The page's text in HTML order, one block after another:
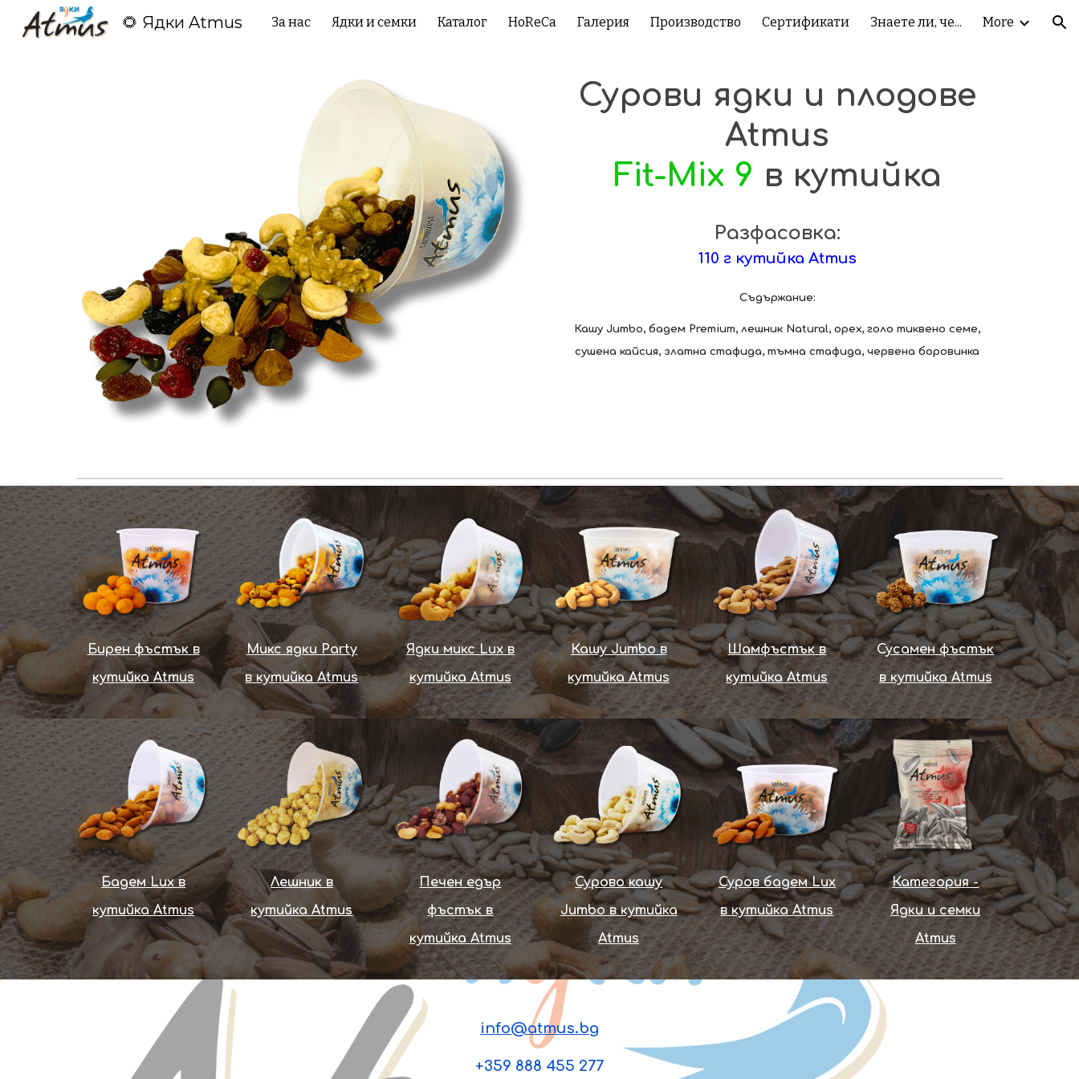
Skip to main content Skip to navigation
🌻 Ядки Atmus За нас Ядки и семки Каталог HoReCa Галерия Производство Сертификати Знаете ли, че... More
Сурови ядки и плодове
Atmus
Fit-Mix 9 в кутийка
Разфасовка:
110 г кутийка Atmus
Съдържание:
Кашу Jumbo, бадем Premium, лешник Natural, орех, голо тиквено семе,
сушена кайсия, златна стафида, тъмна стафида, червена боровинка
Бирен фъстък в
кутийка Atmus
Микс ядки Party
в кутийка Atmus
Ядки микс Lux в
кутийка Atmus
Кашу Jumbo в
кутийка Atmus
Шамфъстък в
кутийка Atmus
Сусамен фъстък
в кутийка Atmus
Бадем Lux в
кутийка Atmus
Лешник в
кутийка Atmus
Печен едър
фъстък в
кутийка Atmus
Сурово кашу
Jumbo в кутийка
Atmus
Суров бадем Lux
в кутийка Atmus
Категория -
Ядки и семки
Atmus
info@atmus.bg
+359 888 455 277